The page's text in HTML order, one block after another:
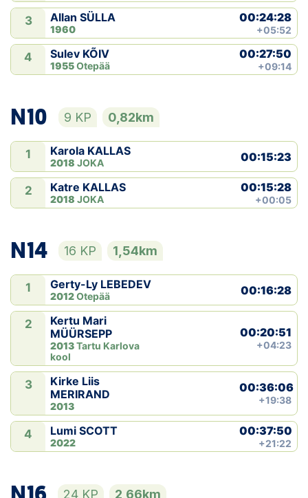
3 Allan SÜLLA
1960
00:24:28
+05:52
4 Sulev KÕIV
1955Otepää
00:27:50
+09:14
N10 9 KP 0,82km
1 Karola KALLAS
2018 JOKA 00:15:23
2 Katre KALLAS
2018 JOKA
00:15:28
+00:05
N14 16 KP 1,54km
1 Gerty-Ly LEBEDEV
2012Otepää 00:16:28
2
Kertu Mari
MÜÜRSEPP
2013Tartu Karlova
kool
00:20:51
+04:23
3
Kirke Liis
MERIRAND
2013
00:36:06
+19:38
4 Lumi SCOTT
2022
00:37:50
+21:22
24 KP 2,66km